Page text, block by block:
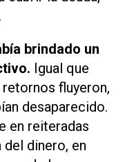
brindado un
Igual que
fluyeron,
desaparecido.
en reiteradas
dinero, en